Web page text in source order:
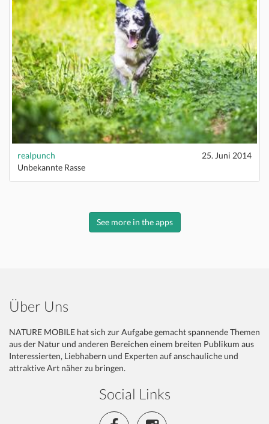
realpunch
25. Juni 2014
Unbekannte Rasse
See more in the apps
Über Uns
NATURE MOBILE hat sich zur Aufgabe gemacht spannende Themen
aus der Natur und anderen Bereichen einem breiten Publikum aus
Interessierten, Liebhabern und Experten auf anschauliche und
attraktive Art näher zu bringen.
Social Links